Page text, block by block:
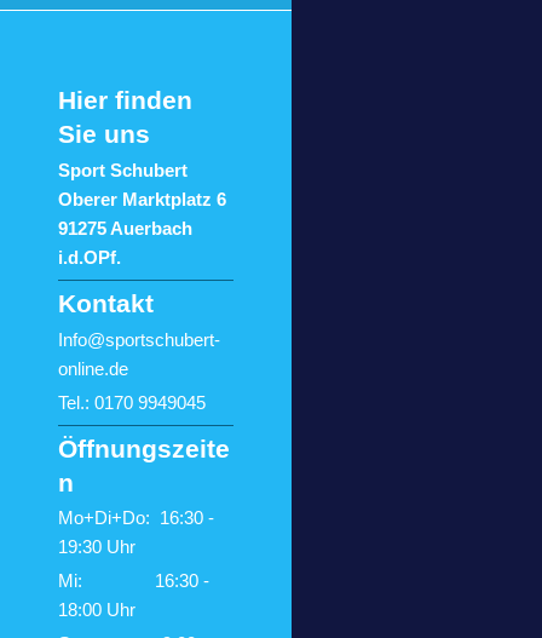
Hier finden
Sie uns
Sport Schubert
Oberer Marktplatz 6
91275 Auerbach
i.d.OPf.
Kontakt
Info@sportschubert-
online.de
Tel.: 0170 9949045
Öffnungszeite
n
Mo+Di+Do: 16:30 -
19:30 Uhr
Mi: 16:30 -
18:00 Uhr